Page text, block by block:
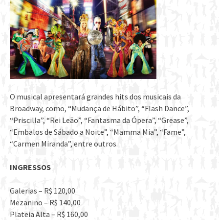
O musical apresentará grandes hits dos musicais da
Broadway, como, “Mudança de Hábito”, “Flash Dance”,
“Priscilla”, “Rei Leão”, “Fantasma da Ópera”, “Grease”,
“Embalos de Sábado a Noite”, “Mamma Mia”, “Fame”,
“Carmen Miranda”, entre outros.
INGRESSOS
Galerias – R$ 120,00
Mezanino – R$ 140,00
Plateia Alta – R$ 160,00